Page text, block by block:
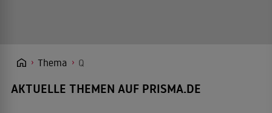
Thema Q
AKTUELLE THEMEN AUF PRISMA.DE